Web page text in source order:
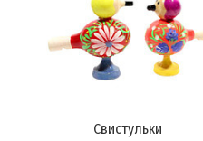
Свистульки